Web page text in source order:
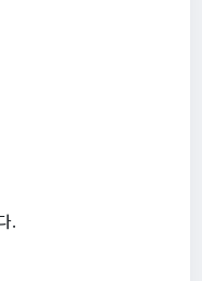
.